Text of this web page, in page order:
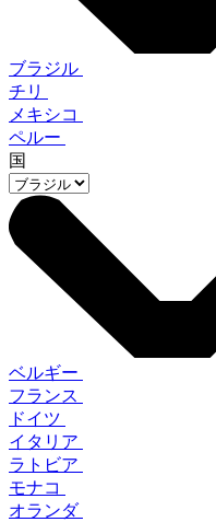
ブラジル
チリ
メキシコ
ペルー
国
ベルギー
フランス
ドイツ
イタリア
ラトビア
モナコ
オランダ